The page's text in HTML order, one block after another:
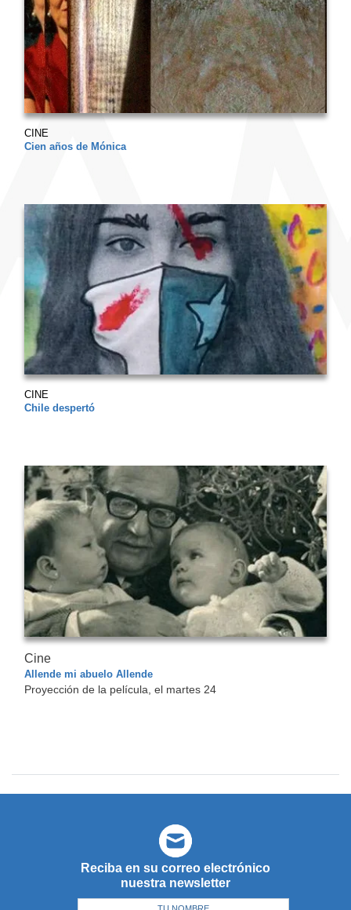
CINE
Cien años de Mónica
CINE
Chile despertó
Cine
Allende mi abuelo Allende
Proyección de la película, el martes 24
Reciba en su correo electrónico
nuestra newsletter